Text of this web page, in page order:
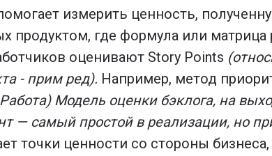
измерить ценность,
продуктом, где формула или
оценивают Story Points
- прим ред). Например, метод
Модель оценки бэклога, на
— самый простой в реализации, но
точки ценности со стороны